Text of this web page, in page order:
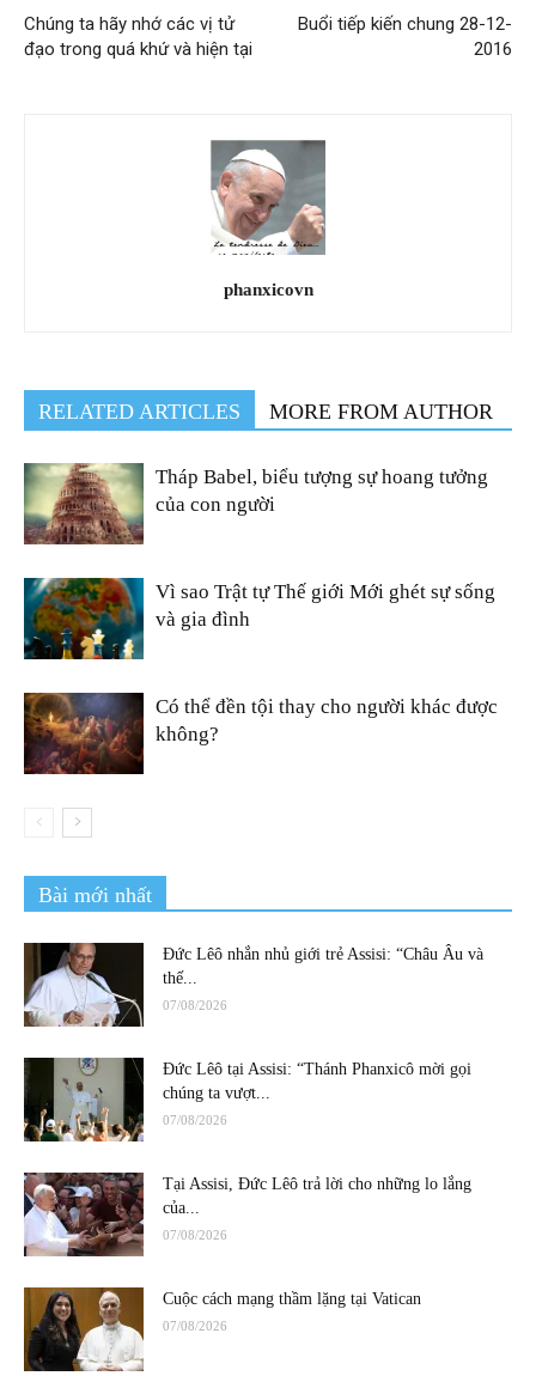
Chúng ta hãy nhớ các vị tử
đạo trong quá khứ và hiện tại
Buổi tiếp kiến chung 28-12-
2016
phanxicovn
RELATED ARTICLES MORE FROM AUTHOR
Tháp Babel, biểu tượng sự hoang tưởng
của con người
Vì sao Trật tự Thế giới Mới ghét sự sống
và gia đình
Có thể đền tội thay cho người khác được
không?
Bài mới nhất
Đức Lêô nhắn nhủ giới trẻ Assisi: “Châu Âu và
thế...
07/08/2026
Đức Lêô tại Assisi: “Thánh Phanxicô mời gọi
chúng ta vượt...
07/08/2026
Tại Assisi, Đức Lêô trả lời cho những lo lắng
của...
07/08/2026
Cuộc cách mạng thầm lặng tại Vatican
07/08/2026